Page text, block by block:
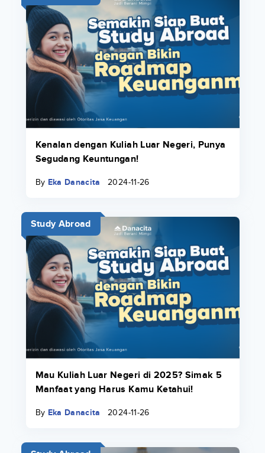
Kenalan dengan Kuliah Luar Negeri, Punya
Segudang Keuntungan!
By Eka Danacita 2024-11-26
Study Abroad
Mau Kuliah Luar Negeri di 2025? Simak 5
Manfaat yang Harus Kamu Ketahui!
By Eka Danacita 2024-11-26